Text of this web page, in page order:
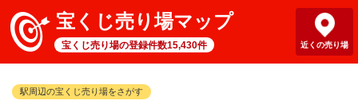
宝くじ売り場マップ
宝くじ売り場の登録件数15,430件 近くの売り場
駅周辺の宝くじ売り場をさがす